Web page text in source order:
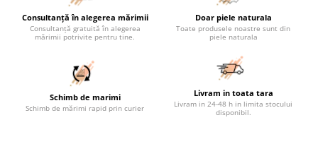
Consultanță în alegerea mărimii
Consultanță gratuită în alegerea
mărimii potrivite pentru tine.
Doar piele naturala
Toate produsele noastre sunt din
piele naturala
Schimb de marimi
Schimb de mărimi rapid prin curier
Livram in toata tara
Livram in 24-48 h in limita stocului
disponibil.